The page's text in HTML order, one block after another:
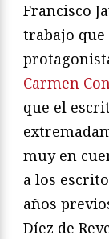
Francisco
trabajo
Carmen
que el
muy en
a los
años
Díez de